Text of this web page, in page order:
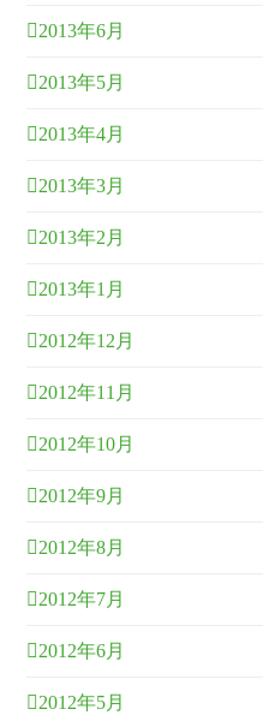
2013年6月
2013年5月
2013年4月
2013年3月
2013年2月
2013年1月
2012年12月
2012年11月
2012年10月
2012年9月
2012年8月
2012年7月
2012年6月
2012年5月